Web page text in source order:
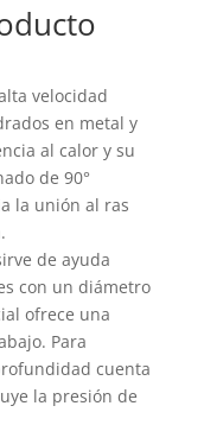
velocidad
en metal y
al calor y su
de 90°
la unión al ras
de ayuda
con un diámetro
ofrece una
Para
cuenta
la presión de